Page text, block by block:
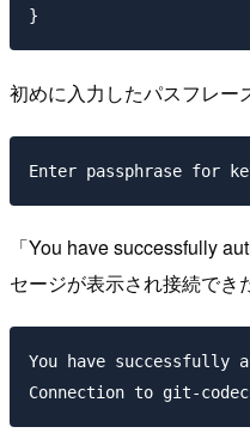
初めに入力したパスフレー
「You have successfully
セージが表示され接続でき
You have successfully